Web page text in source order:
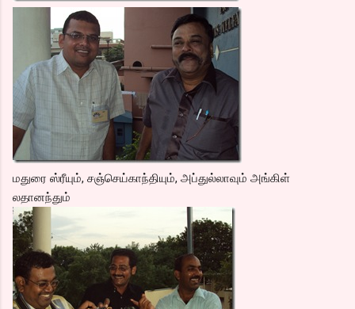
மதுரை ஸ்ரீயும், சஞ்செய்காந்தியும், அப்துல்லாவும் அங்கிள்
லதானந்தும்